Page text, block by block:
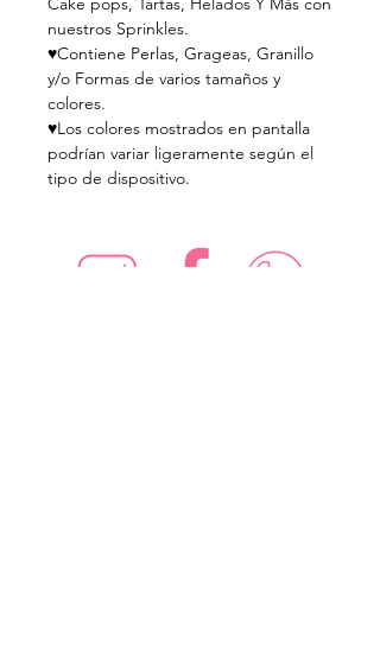
nuestros Sprinkles.
♥Contiene Perlas, Grageas, Granillo
y/o Formas de varios tamaños y
colores.
♥Los colores mostrados en pantalla
podrían variar ligeramente según el
tipo de dispositivo.